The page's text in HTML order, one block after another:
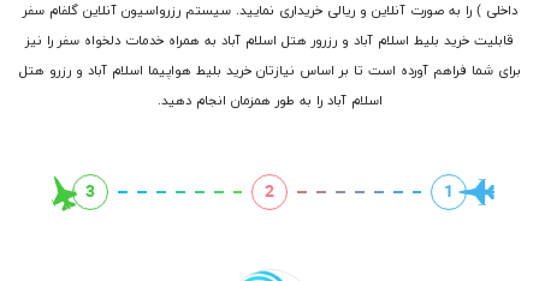
داخلی ) را به صورت آنلاین و ریالی خریداری نمایید. سیستم رزرواسیون آنلاین گلفام سفر
قابلیت خرید بلیط اسلام آباد و رزرور هتل اسلام آباد به همراه خدمات دلخواه سفر را نیز
برای شما فراهم آورده است تا بر اساس نیازتان خرید بلیط هواپیما اسلام آباد و رزرو هتل
اسلام آباد را به طور همزمان انجام دهید.
1
2
3